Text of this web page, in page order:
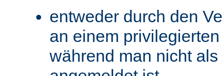
entweder durch den
an einem
während man nicht